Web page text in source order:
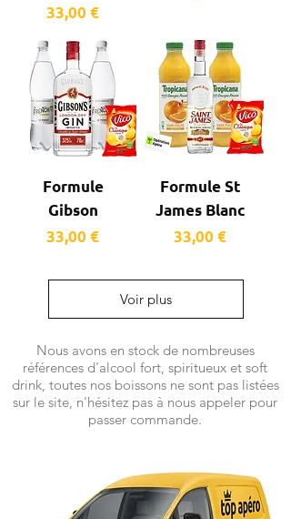
Prix
33,00 €
Formule
Gibson
Prix
33,00 €
Formule St
James Blanc
Prix
33,00 €
Voir plus
Nous avons en stock de nombreuses
références d'alcool fort, spiritueux et soft
drink, toutes nos boissons ne sont pas listées
sur le site, n'hésitez pas à nous appeler pour
passer commande.